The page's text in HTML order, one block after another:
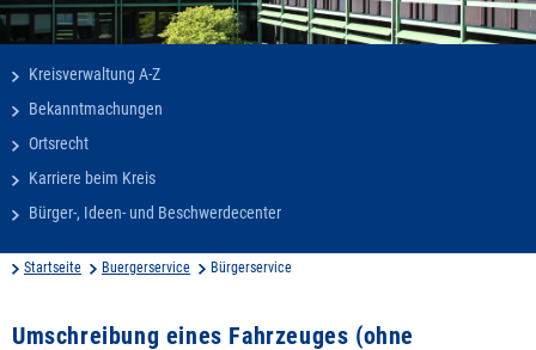
Kreisverwaltung A-Z
Bekanntmachungen
Ortsrecht
Karriere beim Kreis
Bürger-, Ideen- und Beschwerdecenter
Startseite Buergerservice Bürgerservice
Umschreibung eines Fahrzeuges (ohne